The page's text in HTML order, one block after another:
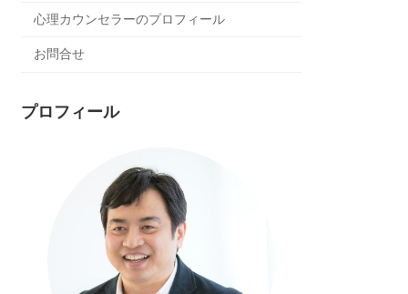
心理カウンセラーのプロフィール
お問合せ
プロフィール